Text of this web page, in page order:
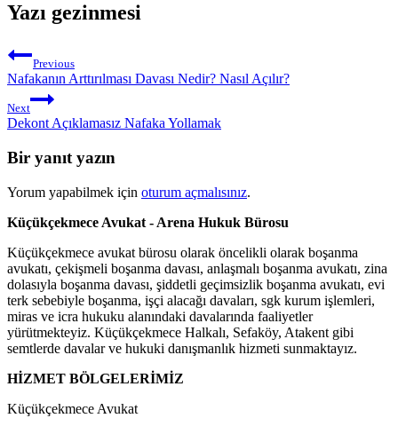
Yazı gezinmesi
Previous
Nafakanın Arttırılması Davası Nedir? Nasıl Açılır?
Next
Dekont Açıklamasız Nafaka Yollamak
Bir yanıt yazın
Yorum yapabilmek için oturum açmalısınız.
Küçükçekmece Avukat - Arena Hukuk Bürosu
Küçükçekmece avukat bürosu olarak öncelikli olarak boşanma
avukatı, çekişmeli boşanma davası, anlaşmalı boşanma avukatı, zina
dolasıyla boşanma davası, şiddetli geçimsizlik boşanma avukatı, evi
terk sebebiyle boşanma, işçi alacağı davaları, sgk kurum işlemleri,
miras ve icra hukuku alanındaki davalarında faaliyetler
yürütmekteyiz. Küçükçekmece Halkalı, Sefaköy, Atakent gibi
semtlerde davalar ve hukuki danışmanlık hizmeti sunmaktayız.
HİZMET BÖLGELERİMİZ
Küçükçekmece Avukat